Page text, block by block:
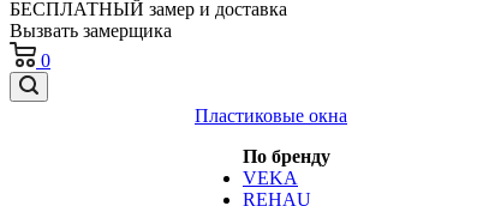
БЕСПЛАТНЫЙ замер и доставка
Вызвать замерщика
0
Пластиковые окна
По бренду
VEKA
REHAU